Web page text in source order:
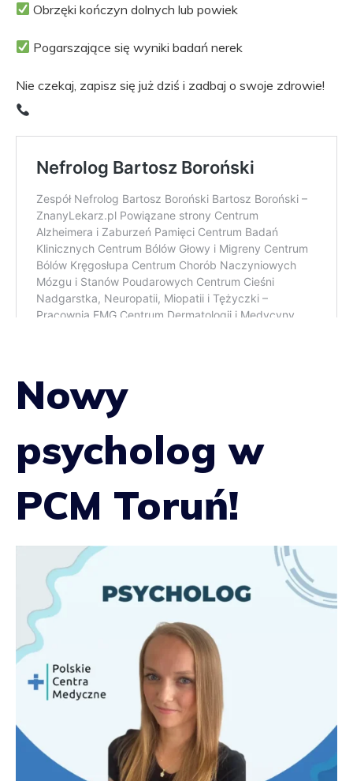
Obrzęki kończyn dolnych lub powiek
Pogarszające się wyniki badań nerek
Nie czekaj, zapisz się już dziś i zadbaj o swoje zdrowie!
Nowy
psycholog w
PCM Toruń!